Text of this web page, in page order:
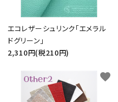
エコレザーシュリンク「エメラル
ドグリーン」
2,310円(税210円)
favorite